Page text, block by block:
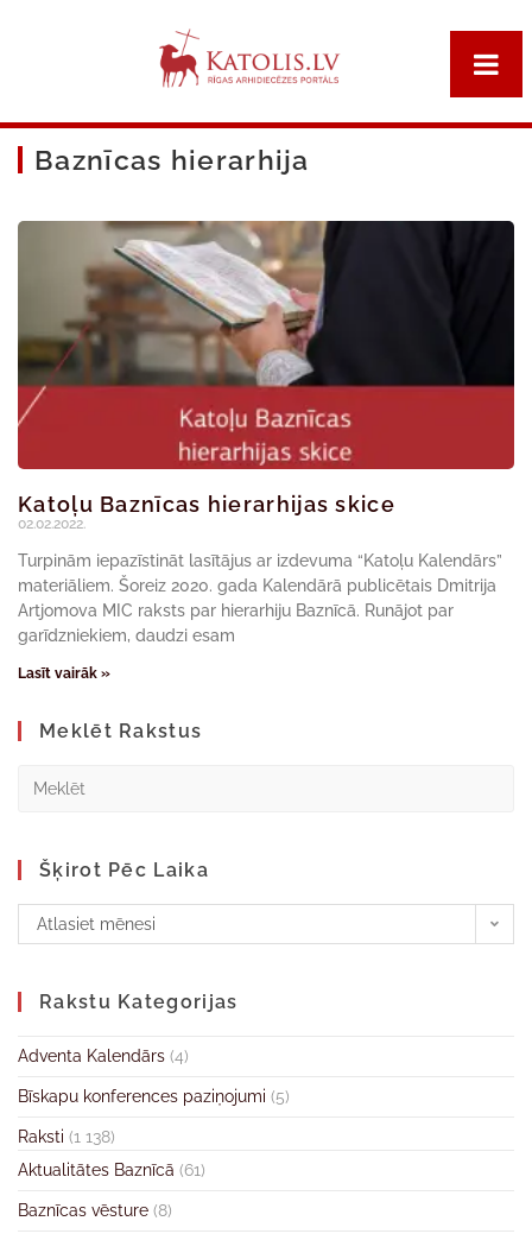
Baznīcas hierarhija
Katoļu Baznīcas hierarhijas skice
02.02.2022.
Turpinām iepazīstināt lasītājus ar izdevuma “Katoļu Kalendārs”
materiāliem. Šoreiz 2020. gada Kalendārā publicētais Dmitrija
Artjomova MIC raksts par hierarhiju Baznīcā. Runājot par
garīdzniekiem, daudzi esam
Lasīt vairāk »
Meklēt Rakstus
Šķirot Pēc Laika
Atlasiet mēnesi
Rakstu Kategorijas
Adventa Kalendārs (4)
Bīskapu konferences paziņojumi (5)
Raksti (1 138)
Aktualitātes Baznīcā (61)
Baznīcas vēsture (8)